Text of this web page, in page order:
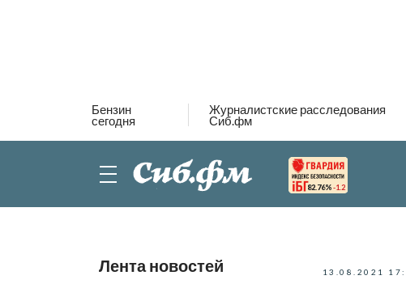
Бензин
сегодня
Журналистские расследования
Сиб.фм
82.76% -1.2
Лента новостей 13.08.2021